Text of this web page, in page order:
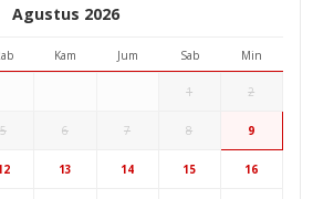
Agustus 2026
Kam Jum Sab Min
1 2
5 6 7 8 9
13 14 15 16